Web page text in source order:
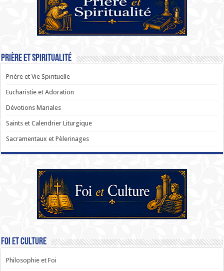
Prière et Spiritualité
Prière et Vie Spirituelle
Eucharistie et Adoration
Dévotions Mariales
Saints et Calendrier Liturgique
Sacramentaux et Pèlerinages
Foi et Culture
Philosophie et Foi